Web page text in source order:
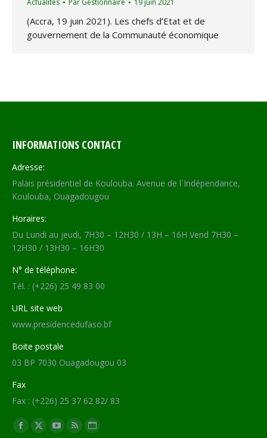
(Accra, 19 juin 2021). Les chefs d’Etat et de
gouvernement de la Communauté économique
INFORMATIONS CONTACT
Adresse:
Palais présidentiel de Koulouba. Avenue de l´Indépendance,
Koulouba, Ouagadougou
Horaires:
Du Lundi au jeudi, 7H30 – 12H30 / 13H – 16H Vend 7H30 –
12H30 / 13H30 – 16H30
N° de téléphone:
Tél. : (+226) 25 49 83 00
URL site web
www.presidencedufaso.bf
Boite postale
03 BP 7030 Ouagadougou 03
Fax
Fax : (+226) 25 37 62 82/ 83
Trouvez nous sur :
Facebook
X
YouTube
RSS Site